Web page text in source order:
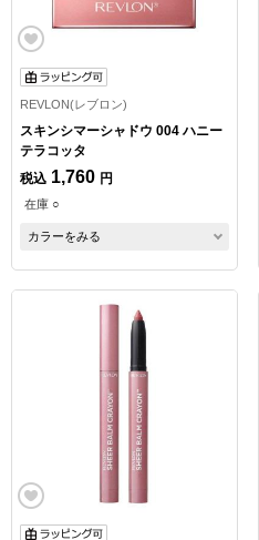
REVLON(レブロン)
スキンシマーシャドウ 004 ハニー
テラコッタ
税込 1,760 円
在庫 ○
カラーをみる